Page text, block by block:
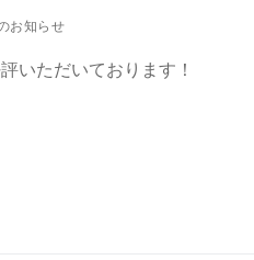
お知らせ
いただいております！